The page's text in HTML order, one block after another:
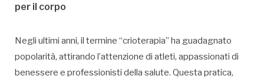
per il corpo
Negli ultimi anni, il termine “crioterapia” ha guadagnato
popolarità, attirando l’attenzione di atleti, appassionati di
benessere e professionisti della salute. Questa pratica,